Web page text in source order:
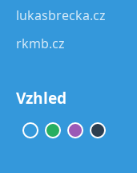
lukasbrecka.cz
rkmb.cz
Vzhled